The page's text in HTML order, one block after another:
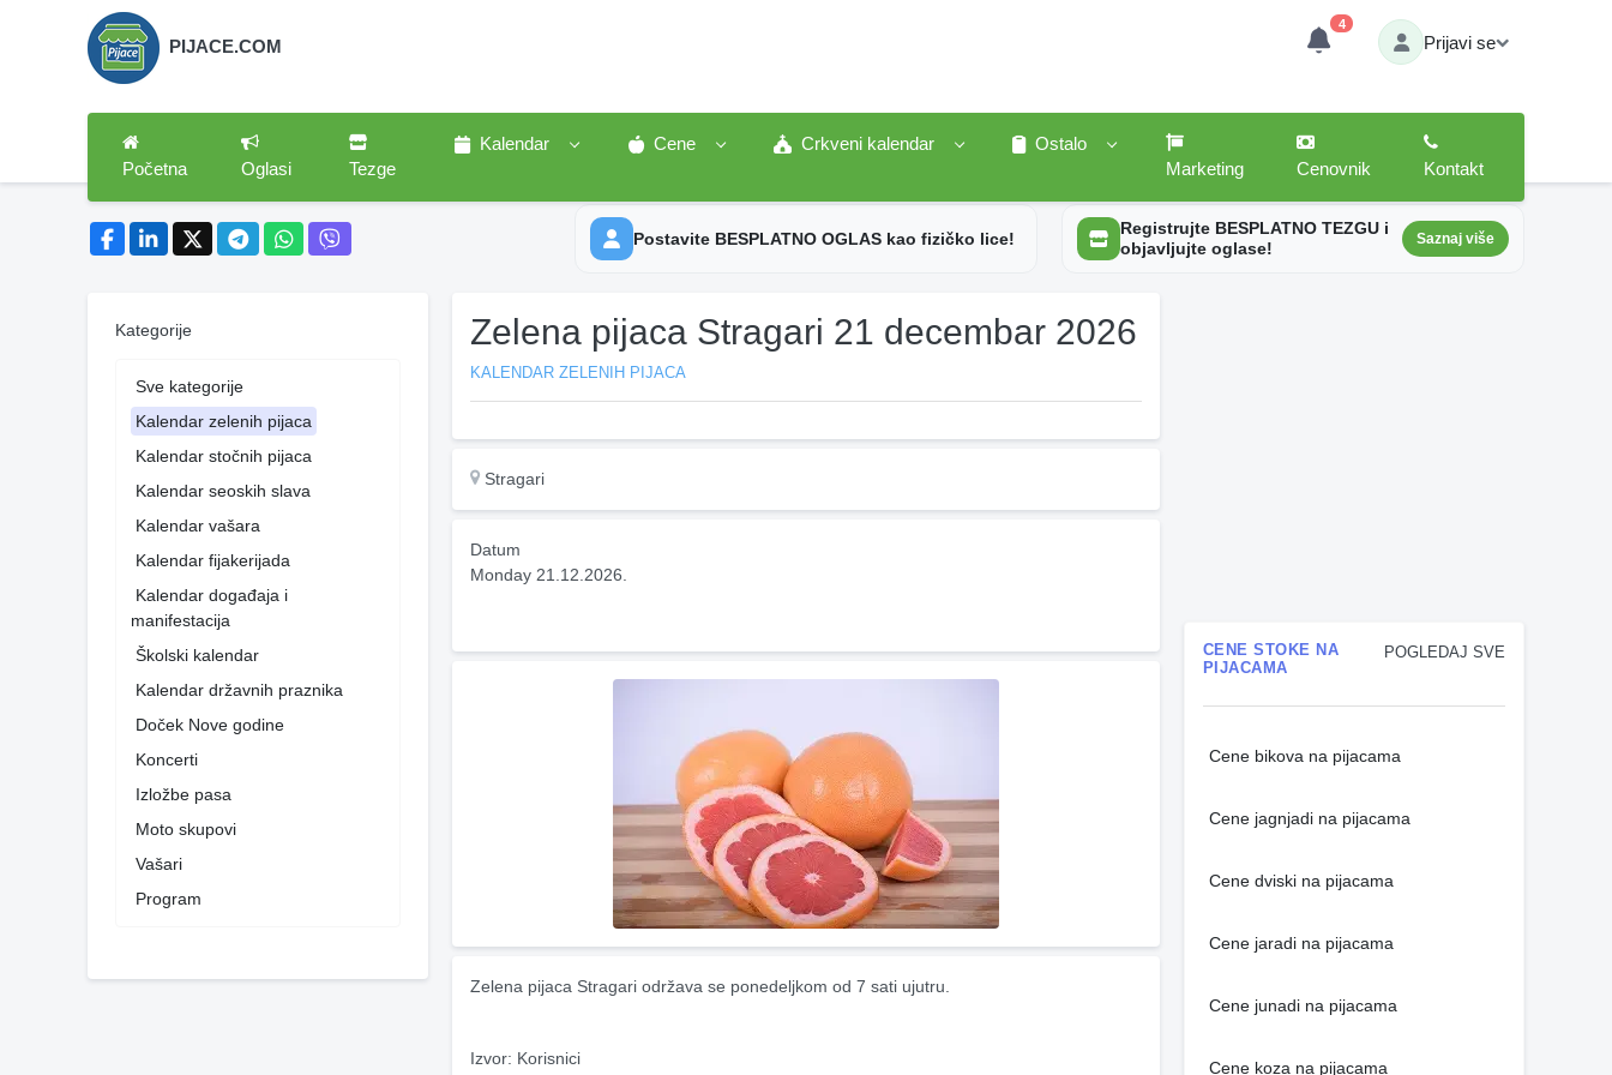
PIJACE.COM
4
Prijavi se
Početna Oglasi Tezge
Kalendar Cene Crkveni kalendar
Ostalo
Marketing
Cenovnik Kontakt
Postavite BESPLATNO OGLAS kao fizičko lice!
Registrujte BESPLATNO TEZGU i
objavljujte oglase!
Saznaj više
Kategorije
Sve kategorije
Kalendar zelenih pijaca
Kalendar stočnih pijaca
Kalendar seoskih slava
Kalendar vašara
Kalendar fijakerijada
Kalendar događaja i
manifestacija
Školski kalendar
Kalendar državnih praznika
Doček Nove godine
Koncerti
Izložbe pasa
Moto skupovi
Vašari
Program
Zelena pijaca Stragari 21 decembar 2026
KALENDAR ZELENIH PIJACA
Stragari
Datum
Monday 21.12.2026.
Zelena pijaca Stragari održava se ponedeljkom od 7 sati ujutru.
Izvor: Korisnici
POGLEDAJ SVE
CENE STOKE NA
PIJACAMA
Cene bikova na pijacama
Cene jagnjadi na pijacama
Cene dviski na pijacama
Cene jaradi na pijacama
Cene junadi na pijacama
Cene koza na pijacama